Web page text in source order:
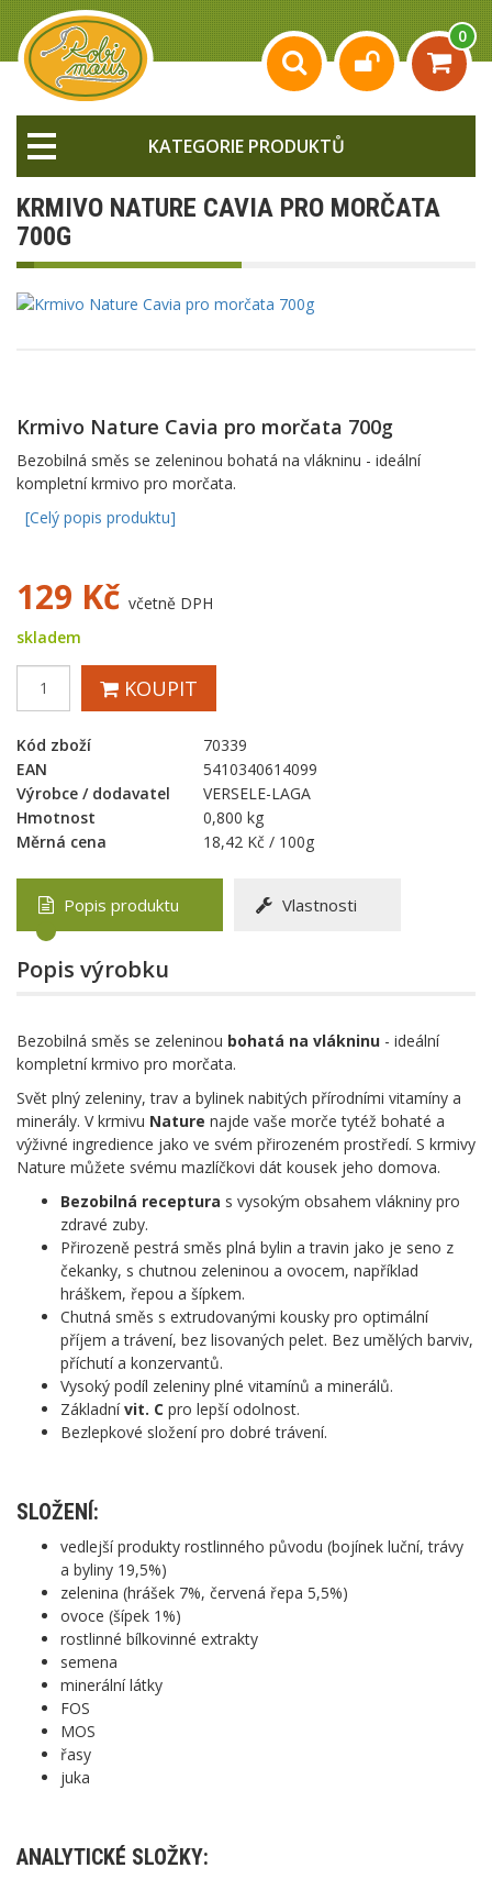
0
KATEGORIE PRODUKTŮ
KRMIVO NATURE CAVIA PRO MORČATA
700G
Krmivo Nature Cavia pro morčata 700g
Bezobilná směs se zeleninou bohatá na vlákninu - ideální
kompletní krmivo pro morčata.
[Celý popis produktu]
129 Kč včetně DPH
skladem
KOUPIT
Kód zboží
70339
EAN
5410340614099
Výrobce / dodavatel
VERSELE-LAGA
Hmotnost
0,800 kg
Měrná cena
18,42 Kč / 100g
Popis produktu Vlastnosti
Popis výrobku
Bezobilná směs se zeleninou bohatá na vlákninu - ideální
kompletní krmivo pro morčata.
Svět plný zeleniny, trav a bylinek nabitých přírodními vitamíny a
minerály. V krmivu Nature najde vaše morče tytéž bohaté a
výživné ingredience jako ve svém přirozeném prostředí. S krmivy
Nature můžete svému mazlíčkovi dát kousek jeho domova.
Bezobilná receptura s vysokým obsahem vlákniny pro
zdravé zuby.
Přirozeně pestrá směs plná bylin a travin jako je seno z
čekanky, s chutnou zeleninou a ovocem, například
hráškem, řepou a šípkem.
Chutná směs s extrudovanými kousky pro optimální
příjem a trávení, bez lisovaných pelet. Bez umělých barviv,
příchutí a konzervantů.
Vysoký podíl zeleniny plné vitamínů a minerálů.
Základnívit. C pro lepší odolnost.
Bezlepkové složení pro dobré trávení.
SLOŽENÍ:
vedlejší produkty rostlinného původu (bojínek luční, trávy
a byliny 19,5%)
zelenina (hrášek 7%, červená řepa 5,5%)
ovoce (šípek 1%)
rostlinné bílkovinné extrakty
semena
minerální látky
FOS
MOS
řasy
juka
ANALYTICKÉ SLOŽKY: